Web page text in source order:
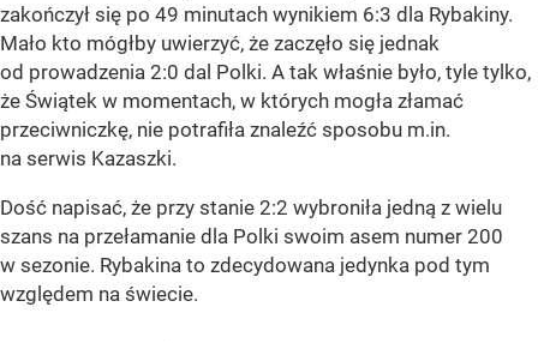
zakończył się po 49 minutach wynikiem 6:3 dla Rybakiny.
Mało kto mógłby uwierzyć, że zaczęło się jednak
od prowadzenia 2:0 dal Polki. A tak właśnie było, tyle tylko,
że Świątek w momentach, w których mogła złamać
przeciwniczkę, nie potrafiła znaleźć sposobu m.in.
na serwis Kazaszki.
Dość napisać, że przy stanie 2:2 wybroniła jedną z wielu
szans na przełamanie dla Polki swoim asem numer 200
w sezonie. Rybakina to zdecydowana jedynka pod tym
względem na świecie.